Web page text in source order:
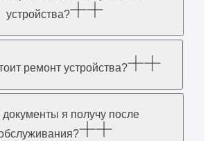
устройства?
ремонт устройства?
документы я получу после